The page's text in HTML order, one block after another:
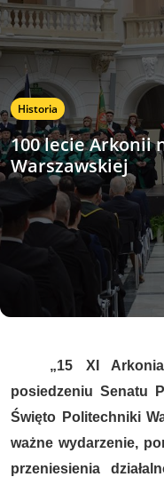
Historia
100 lecie Arkonii
Warszawskiej
„15 XI Arkonia
posiedzeniu Senatu
Święto Politechniki
ważne wydarzenie,
przeniesienia